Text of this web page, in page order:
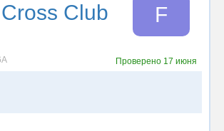
Club F
Проверено 17 июня